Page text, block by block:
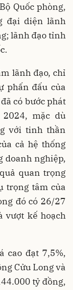
Quốc phòng,
đại diện lãnh
lãnh đạo tỉnh
lãnh đạo, chỉ
phấn đấu của
có bước phát
mặc dù
với tinh thần
cả hệ thống
doanh nghiệp,
quan trọng
trọng tâm của
đó có 26/27
vượt kế hoạch
cao đạt 7,5%,
Cửu Long và
tỷ đồng,